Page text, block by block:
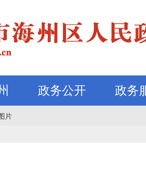
政务公开 政务
片